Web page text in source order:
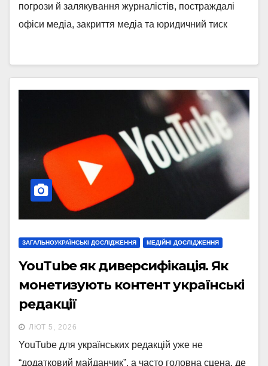
погрози й залякування журналістів, постраждалі
офіси медіа, закриття медіа та юридичний тиск
ЗАГАЛЬНОУКРАЇНСЬКІ ДОСЛІДЖЕННЯ МЕДІЙНІ ДОСЛІДЖЕННЯ
YouTube як диверсифікація. Як
монетизують контент українські
редакції
ЛЮТ 5, 2026
YouTube для українських редакцій уже не
“додатковий майданчик”, а часто головна сцена, де